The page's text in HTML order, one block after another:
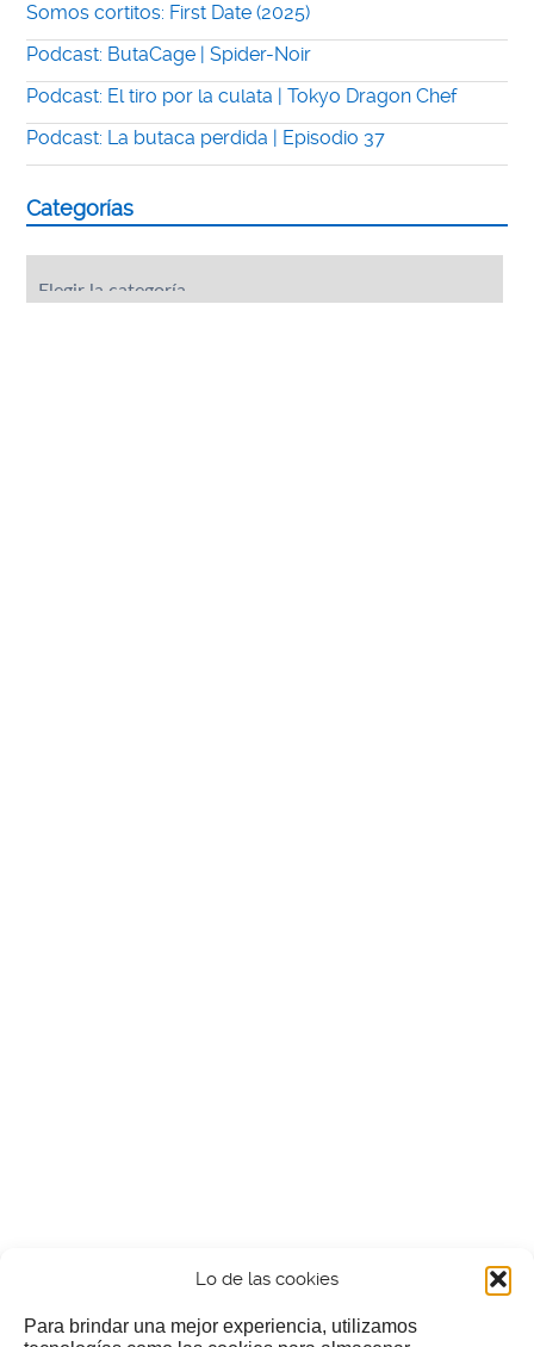
Lo de las cookies
Para brindar una mejor experiencia, utilizamos
Somos cortitos: First Date (2025)
Podcast: ButaCage | Spider-Noir
Podcast: El tiro por la culata | Tokyo Dragon Chef
Podcast: La butaca perdida | Episodio 37
Categorías